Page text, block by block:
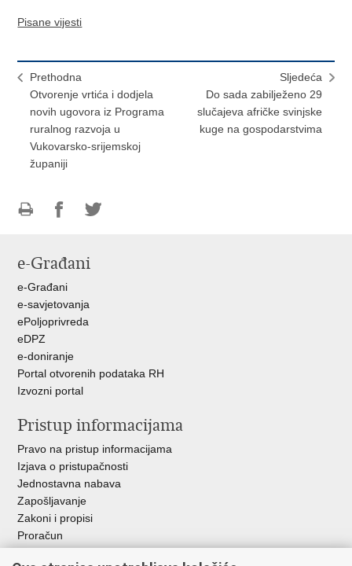
Pisane vijesti
Prethodna
Otvorenje vrtića i dodjela
novih ugovora iz Programa
ruralnog razvoja u
Vukovarsko-srijemskoj
županiji
Sljedeća
Do sada zabilježeno 29
slučajeva afričke svinjske
kuge na gospodarstvima
FacebookuTwitteru
e-Građani
e-Građani
e-savjetovanja
ePoljoprivreda
eDPZ
e-doniranje
Portal otvorenih podataka RH
Izvozni portal
Pristup informacijama
Pravo na pristup informacijama
Izjava o pristupačnosti
Jednostavna nabava
Zapošljavanje
Zakoni i propisi
Proračun